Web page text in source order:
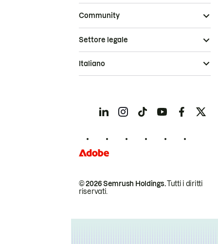
Community
© 2026 Semrush Holdings.Tutti i diritti
riservati.
Settore legale
Italiano